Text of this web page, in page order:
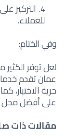
التركيز
للعملاء.
وفي الختام:
لعل توفر
عمان تقدم
حرية الاختيار،
على أفضل محل
مقالات ذات